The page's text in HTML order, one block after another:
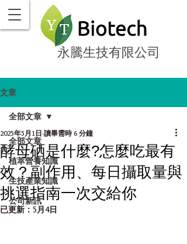
永騰生技有限公司
文章
全部文章
植萃營養知識
生技產業知識
公司新訊
全部文章
酵母硒是什麼?怎麼吃最有
效？副作用、每日攝取量與
挑選指南一次交給你
2025年5月1日 讀畢需時 6 分鐘
已更新： 5月4日